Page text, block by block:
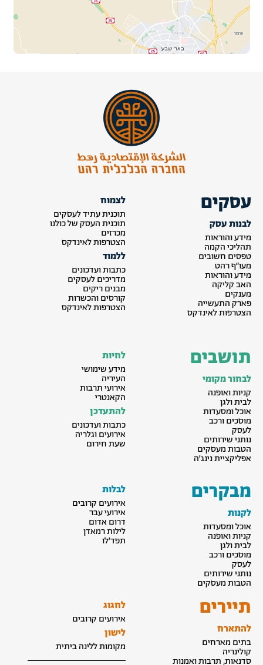
עסקים
לבנות עסק
מידע והוראות
תהליכי הקמה
טפסים חשובים
מעו״ף רהט
מידע והוראות
האב קליקה
מענקים
פארק התעשייה
הצטרפות לאינדקס
לצמוח
תוכנית עתיד לעסקים
תוכנית העסק של כולנו
מכרזים
הצטרפות לאינדקס
ללמוד
כתבות ועדכונים
מדריכים לעסקים
מבנים ריקים
קורסים והכשרות
הצטרפות לאינדקס
תושבים
לבחור מקומי
קניות ואופנה
לבית ולגן
אוכל ומסעדות
מוסכים ורכב
לעסק
נותני שירותים
הטבות מעסקים
אפליקציית נינג׳ה
לחיות
מידע שימושי
העיריה
אירועי תרבות
הקאנטרי
להתעדכן
כתבות ועדכונים
אירועים וגלריה
שעת חירום
מבקרים
לקנות
אוכל ומסעדות
קניות ואופנה
לבית ולגן
מוסכים ורכב
לעסק
נותני שירותים
הטבות מעסקים
לבלות
אירועים קרובים
אירועי עבר
דרום אדום
לילות רמאדן
תפד׳לו
תיירים
להתארח
בתים מארחים
קולינריה
סדנאות, תרבות ואמנות
לחגוג
אירועים קרובים
לישון
מקומות ללינה ביתית